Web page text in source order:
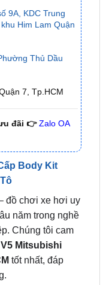
Thủ Dầu
7, Tp.HCM
đãi 👉 Zalo OA
Body Kit
đồ chơi xe hơi uy
năm trong nghề
Chúng tôi cam
Mitsubishi
tốt nhất, đáp
nhất để chúng